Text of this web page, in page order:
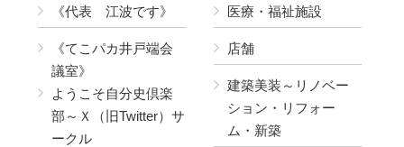
《代表 江波です》
《てこパカ井戸端会
議室》
ようこそ自分史倶楽
部～Ｘ（旧Twitter）サ
ークル
医療・福祉施設
店舗
建築美装～リノベー
ション・リフォー
ム・新築